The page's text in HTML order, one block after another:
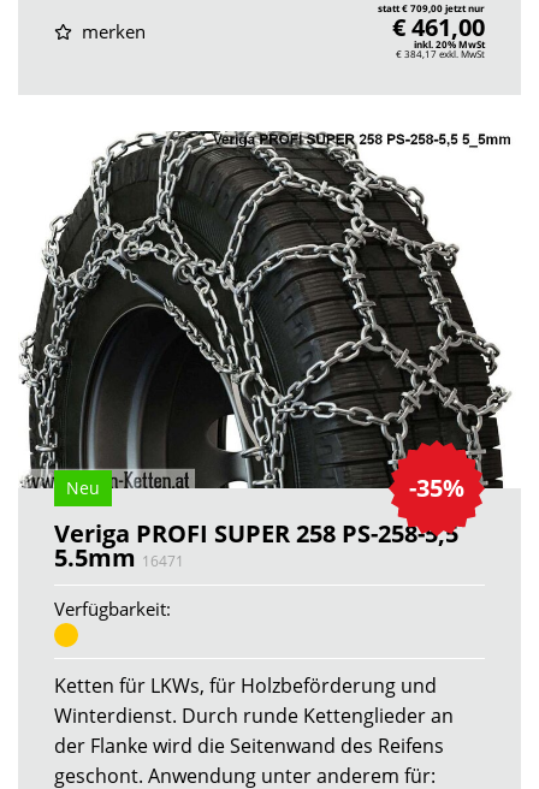
merken
statt € 709,00 jetzt nur
€ 461,00
inkl. 20% MwSt
€ 384,17exkl. MwSt
-35%
Neu
Veriga PROFI SUPER 258 PS-258-5,5
5.5mm 16471
Verfügbarkeit:
Ketten für LKWs, für Holzbeförderung und
Winterdienst. Durch runde Kettenglieder an
der Flanke wird die Seitenwand des Reifens
geschont. Anwendung unter anderem für: